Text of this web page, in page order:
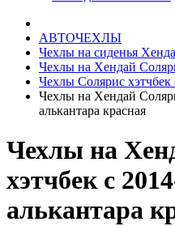
АВТОЧЕХЛЫ
Чехлы на сиденья
Чехлы на Хендай
Чехлы Солярис хэтчбек
Чехлы на Хендай
алькантара красная
Чехлы на
хэтчбек с
алькантара